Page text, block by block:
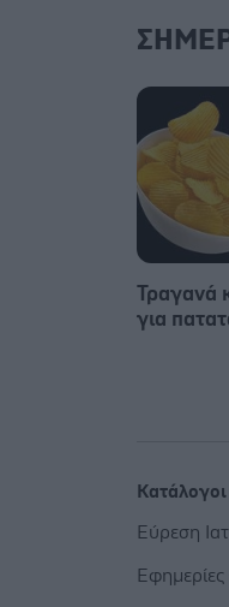
Τραγανά
για
Εύρεση